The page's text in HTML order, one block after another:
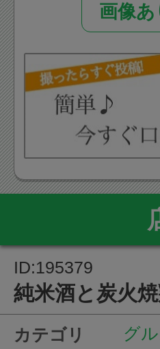
画像
ID:195379
純米酒と炭火
カテゴリ グル